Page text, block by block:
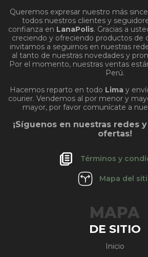
Queremos expresar nuestro más
todos nuestros clientes y
confianza en LanaPolis. Gracias a
creciendo y ofreciendo productos de
invitamos a seguirnos en nuestras
al tanto de nuestras novedades y
Por el momento, nuestras ventas
Perú.
Hacemos reparto en todo Lima y
courier. Vendemos al por menor y
mayor, por favor comunícate a
¡Síguenos en nuestras redes
ofertas!
Términos y
Mapa del
MAPA
DE SITIO
Inicio